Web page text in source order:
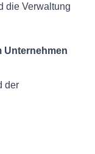
die Verwaltung
Unternehmen
der